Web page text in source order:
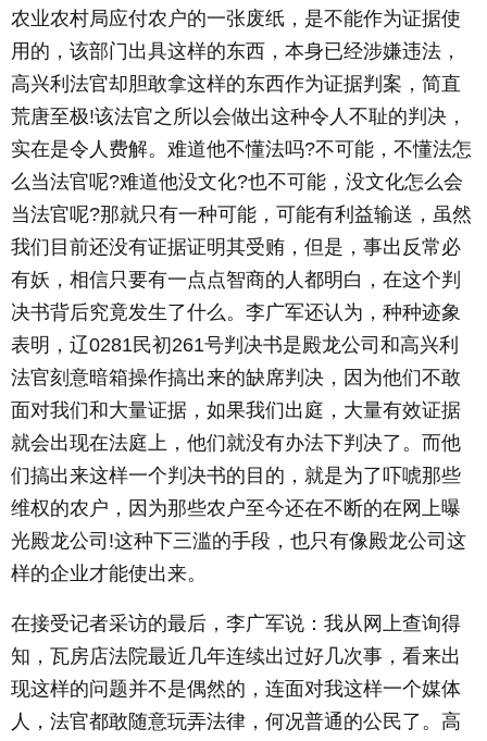
农业农村局应付农户的一张废纸，是不能作为证据使
用的，该部门出具这样的东西，本身已经涉嫌违法，
高兴利法官却胆敢拿这样的东西作为证据判案，简直
荒唐至极!该法官之所以会做出这种令人不耻的判决，
实在是令人费解。难道他不懂法吗?不可能，不懂法怎
么当法官呢?难道他没文化?也不可能，没文化怎么会
当法官呢?那就只有一种可能，可能有利益输送，虽然
我们目前还没有证据证明其受贿，但是，事出反常必
有妖，相信只要有一点点智商的人都明白，在这个判
决书背后究竟发生了什么。李广军还认为，种种迹象
表明，辽0281民初261号判决书是殿龙公司和高兴利
法官刻意暗箱操作搞出来的缺席判决，因为他们不敢
面对我们和大量证据，如果我们出庭，大量有效证据
就会出现在法庭上，他们就没有办法下判决了。而他
们搞出来这样一个判决书的目的，就是为了吓唬那些
维权的农户，因为那些农户至今还在不断的在网上曝
光殿龙公司!这种下三滥的手段，也只有像殿龙公司这
样的企业才能使出来。
在接受记者采访的最后，李广军说：我从网上查询得
知，瓦房店法院最近几年连续出过好几次事，看来出
现这样的问题并不是偶然的，连面对我这样一个媒体
人，法官都敢随意玩弄法律，何况普通的公民了。高